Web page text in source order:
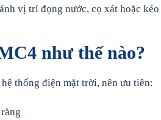
vị trí đọng nước, cọ xát hoặc kéo
như thế nào?
thống điện mặt trời, nên ưu tiên: